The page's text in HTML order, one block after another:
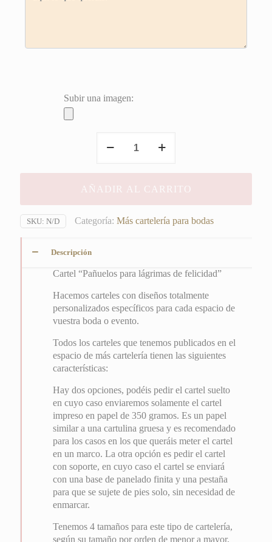
Subir una imagen:
para
de
felicidad"
AÑADIR AL CARRITO
SKU: N/D Categoría: Más cartelería para bodas
Descripción
Cartel “Pañuelos para lágrimas de felicidad”
Hacemos carteles con diseños totalmente
personalizados específicos para cada espacio de
vuestra boda o evento.
Todos los carteles que tenemos publicados en el
espacio de más cartelería tienen las siguientes
características:
Hay dos opciones, podéis pedir el cartel suelto
en cuyo caso enviaremos solamente el cartel
impreso en papel de 350 gramos. Es un papel
similar a una cartulina gruesa y es recomendado
para los casos en los que queráis meter el cartel
en un marco. La otra opción es pedir el cartel
con soporte, en cuyo caso el cartel se enviará
con una base de panelado finita y una pestaña
para que se sujete de pies solo, sin necesidad de
enmarcar.
Tenemos 4 tamaños para este tipo de cartelería,
según su tamaño por orden de menor a mayor,